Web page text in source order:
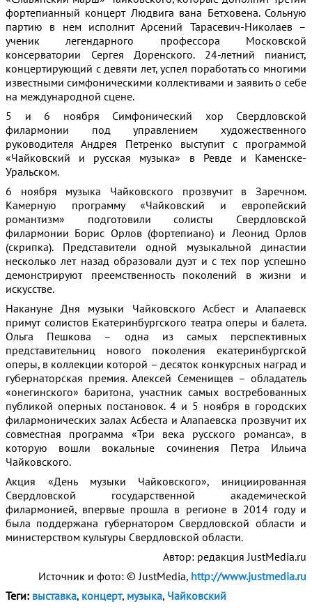
фортепианный концерт Людвига вана Бетховена. Сольную
партию в нем исполнит Арсений Тарасевич-Николаев –
ученик легендарного профессора Московской
консерватории Сергея Доренского. 24-летний пианист,
концертирующий с девяти лет, успел поработать со многими
известными симфоническими коллективами и заявить о себе
на международной сцене.
5 и 6 ноября Симфонический хор Свердловской
филармонии под управлением художественного
руководителя Андрея Петренко выступит с программой
«Чайковский и русская музыка» в Ревде и Каменске-
Уральском.
6 ноября музыка Чайковского прозвучит в Заречном.
Камерную программу «Чайковский и европейский
романтизм» подготовили солисты Свердловской
филармонии Борис Орлов (фортепиано) и Леонид Орлов
(скрипка). Представители одной музыкальной династии
несколько лет назад образовали дуэт и с тех пор успешно
демонстрируют преемственность поколений в жизни и
искусстве.
Накануне Дня музыки Чайковского Асбест и Алапаевск
примут солистов Екатеринбургского театра оперы и балета.
Ольга Пешкова – одна из самых перспективных
представительниц нового поколения екатеринбургской
оперы, в коллекции которой – десяток конкурсных наград и
губернаторская премия. Алексей Семенищев – обладатель
«онегинского» баритона, участник самых востребованных
публикой оперных постановок. 4 и 5 ноября в городских
филармонических залах Асбеста и Алапаевска прозвучит их
совместная программа «Три века русского романса», в
которую вошли вокальные сочинения Петра Ильича
Чайковского.
Акция «День музыки Чайковского», инициированная
Свердловской государственной академической
филармонией, впервые прошла в регионе в 2014 году и
была поддержана губернатором Свердловской области и
министерством культуры Свердловской области.
Автор: редакция JustMedia.ru
Источник и фото: © JustMedia, http://www.justmedia.ru
Теги: выставка, концерт, музыка, Чайковский